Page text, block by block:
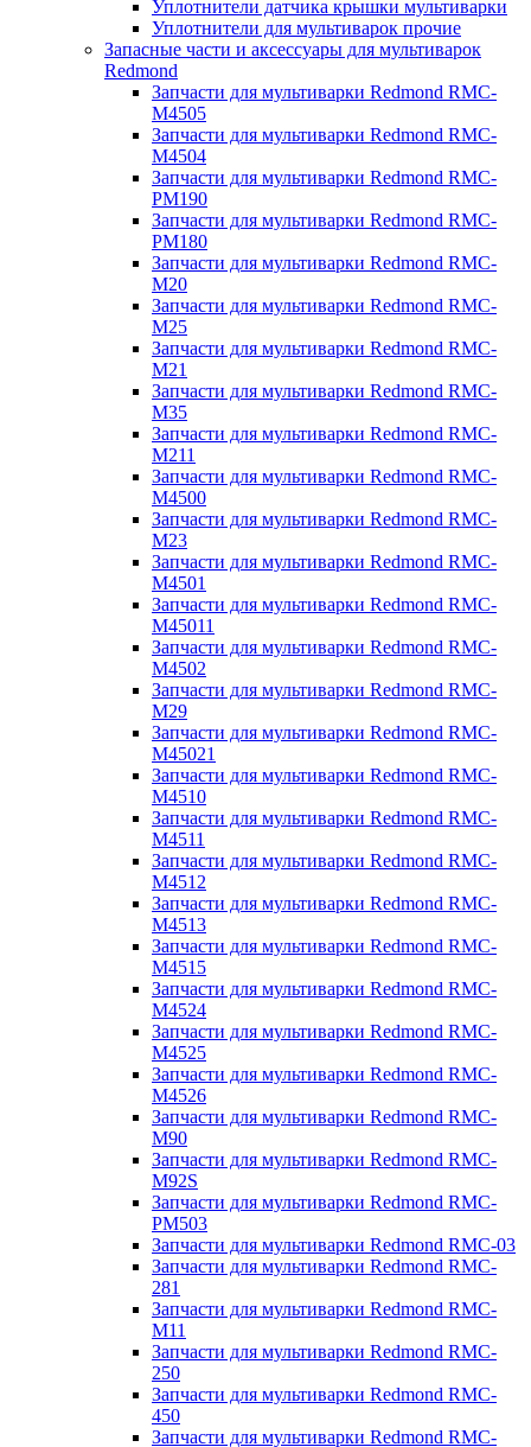
Уплотнители датчика крышки мультиварки
Уплотнители для мультиварок прочие
Запасные части и аксессуары для мультиварок
Redmond
Запчасти для мультиварки Redmond RMC-
M4505
Запчасти для мультиварки Redmond RMC-
M4504
Запчасти для мультиварки Redmond RMC-
PM190
Запчасти для мультиварки Redmond RMC-
PM180
Запчасти для мультиварки Redmond RMC-
M20
Запчасти для мультиварки Redmond RMC-
M25
Запчасти для мультиварки Redmond RMC-
M21
Запчасти для мультиварки Redmond RMC-
M35
Запчасти для мультиварки Redmond RMC-
M211
Запчасти для мультиварки Redmond RMC-
M4500
Запчасти для мультиварки Redmond RMC-
M23
Запчасти для мультиварки Redmond RMC-
M4501
Запчасти для мультиварки Redmond RMC-
M45011
Запчасти для мультиварки Redmond RMC-
M4502
Запчасти для мультиварки Redmond RMC-
M29
Запчасти для мультиварки Redmond RMC-
M45021
Запчасти для мультиварки Redmond RMC-
M4510
Запчасти для мультиварки Redmond RMC-
M4511
Запчасти для мультиварки Redmond RMC-
M4512
Запчасти для мультиварки Redmond RMC-
M4513
Запчасти для мультиварки Redmond RMC-
M4515
Запчасти для мультиварки Redmond RMC-
M4524
Запчасти для мультиварки Redmond RMC-
M4525
Запчасти для мультиварки Redmond RMC-
M4526
Запчасти для мультиварки Redmond RMC-
M90
Запчасти для мультиварки Redmond RMC-
M92S
Запчасти для мультиварки Redmond RMC-
PM503
Запчасти для мультиварки Redmond RMC-03
Запчасти для мультиварки Redmond RMC-
281
Запчасти для мультиварки Redmond RMC-
M11
Запчасти для мультиварки Redmond RMC-
250
Запчасти для мультиварки Redmond RMC-
450
Запчасти для мультиварки Redmond RMC-